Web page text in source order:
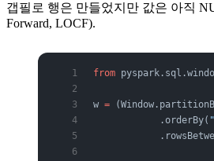
갭필로 행은 만들었지만 값은 아직
Forward, LOCF).
from
w =
            .orderBy(